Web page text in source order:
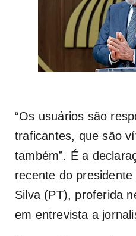
“Os usuários são
traficantes, que são
também”. É a
recente do
Silva (PT), proferida
em entrevista a